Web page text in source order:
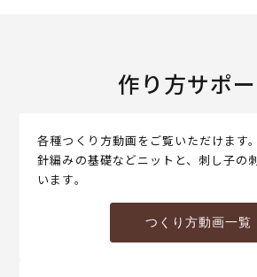
作り方サポ
各種つくり方動画をご覧いただけます
針編みの基礎などニットと、刺し子の
います。
つくり方動画一覧